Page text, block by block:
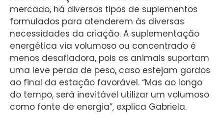
mercado, há diversos tipos de suplementos
formulados para atenderem às diversas
necessidades da criação. A suplementação
energética via volumoso ou concentrado é
menos desafiadora, pois os animais suportam
uma leve perda de peso, caso estejam gordos
ao final da estação favorável. “Mas ao longo
do tempo, será inevitável utilizar um volumoso
como fonte de energia”, explica Gabriela.